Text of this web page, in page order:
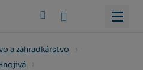
a záhradkárstvo